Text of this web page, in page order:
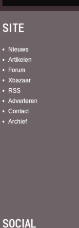
SITE
Nieuws
Artikelen
Forum
Xbazaar
RSS
Adverteren
Contact
Archief
SOCIAL